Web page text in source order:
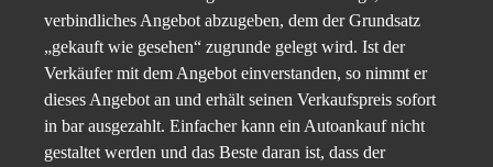
verbindliches Angebot abzugeben, dem der Grundsatz
„gekauft wie gesehen“ zugrunde gelegt wird. Ist der
Verkäufer mit dem Angebot einverstanden, so nimmt er
dieses Angebot an und erhält seinen Verkaufspreis sofort
in bar ausgezahlt. Einfacher kann ein Autoankauf nicht
gestaltet werden und das Beste daran ist, dass der